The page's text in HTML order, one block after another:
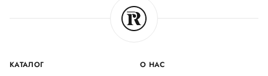
КАТАЛОГ О НАС